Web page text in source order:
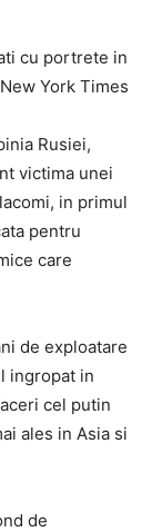
cu portrete in
York Times
Rusiei,
victima unei
in primul
pentru
care
de exploatare
ingropat in
cel putin
ales in Asia si
de